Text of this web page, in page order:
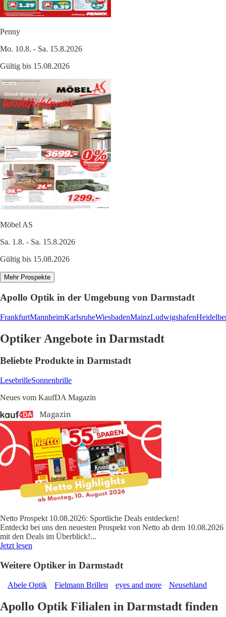
Penny
Mo. 10.8. - Sa. 15.8.2026
Gültig bis 15.08.2026
Möbel AS
Sa. 1.8. - Sa. 15.8.2026
Gültig bis 15.08.2026
Mehr Prospekte
Apollo Optik in der Umgebung von Darmstadt
FrankfurtMannheimKarlsruheWiesbadenMainzLudwigshafen
Optiker Angebote in Darmstadt
Beliebte Produkte in Darmstadt
LesebrilleSonnenbrille
Neues vom KaufDA Magazin
Netto Prospekt 10.08.2026: Sportliche Deals entdecken!
Entdeckt bei uns den neuesten Prospekt von Netto ab dem 10.08.2026
mit den Deals im Überblick!...
Jetzt lesen
Weitere Optiker in Darmstadt
Abele Optik Fielmann Brillen eyes and more Neusehland
Apollo Optik Filialen in Darmstadt finden